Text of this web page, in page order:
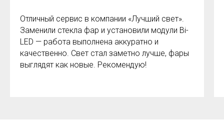
Отличный сервис в компании «Лучший свет».
Заменили стекла фар и установили модули Bi-
LED — работа выполнена аккуратно и
качественно. Свет стал заметно лучше, фары
выглядят как новые. Рекомендую!